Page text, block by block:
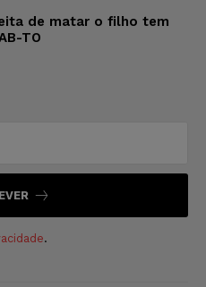
de matar o filho tem
TO
.